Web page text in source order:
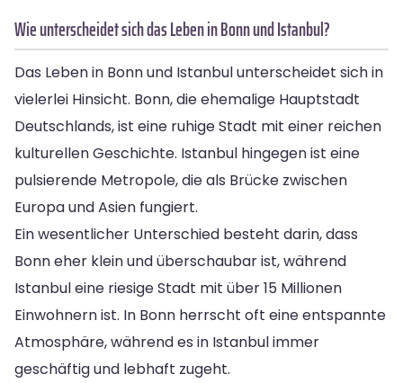
Wie unterscheidet sich das Leben in Bonn und Istanbul?
Das Leben in Bonn und Istanbul unterscheidet sich in
vielerlei Hinsicht. Bonn, die ehemalige Hauptstadt
Deutschlands, ist eine ruhige Stadt mit einer reichen
kulturellen Geschichte. Istanbul hingegen ist eine
pulsierende Metropole, die als Brücke zwischen
Europa und Asien fungiert.
Ein wesentlicher Unterschied besteht darin, dass
Bonn eher klein und überschaubar ist, während
Istanbul eine riesige Stadt mit über 15 Millionen
Einwohnern ist. In Bonn herrscht oft eine entspannte
Atmosphäre, während es in Istanbul immer
geschäftig und lebhaft zugeht.